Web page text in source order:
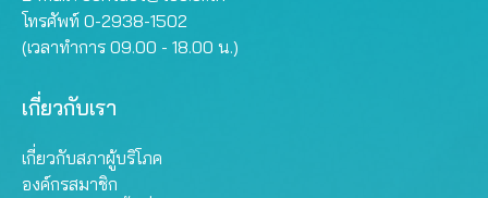
โทรศัพท์ 0-2938-1502
(เวลาทำการ 09.00 - 18.00 น.)
เกี่ยวกับเรา
เกี่ยวกับสภาผู้บริโภค
องค์กรสมาชิก